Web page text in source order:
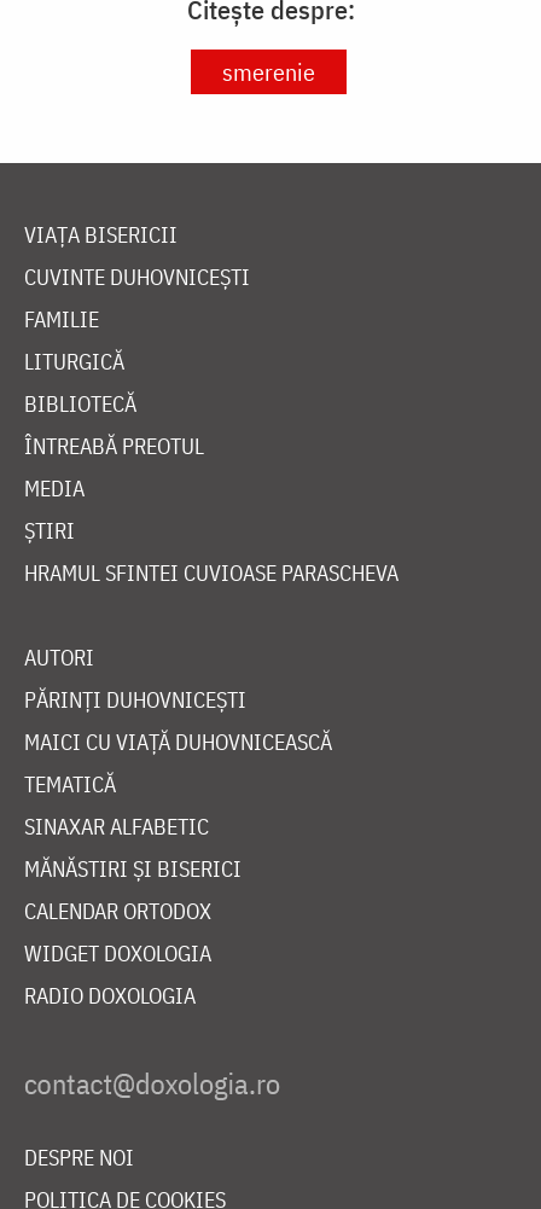
Citește despre:
smerenie
VIAȚA BISERICII
CUVINTE DUHOVNICEȘTI
FAMILIE
LITURGICĂ
BIBLIOTECĂ
ÎNTREABĂ PREOTUL
MEDIA
ȘTIRI
HRAMUL SFINTEI CUVIOASE PARASCHEVA
AUTORI
PĂRINȚI DUHOVNICEȘTI
MAICI CU VIAȚĂ DUHOVNICEASCĂ
TEMATICĂ
SINAXAR ALFABETIC
MĂNĂSTIRI ȘI BISERICI
CALENDAR ORTODOX
WIDGET DOXOLOGIA
RADIO DOXOLOGIA
DESPRE NOI
POLITICA DE COOKIES